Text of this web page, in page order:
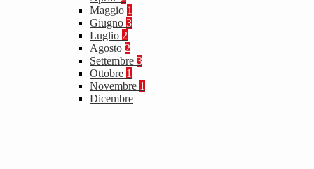
Maggio 1
Giugno 3
Luglio 2
Agosto 2
Settembre 3
Ottobre 1
Novembre 1
Dicembre